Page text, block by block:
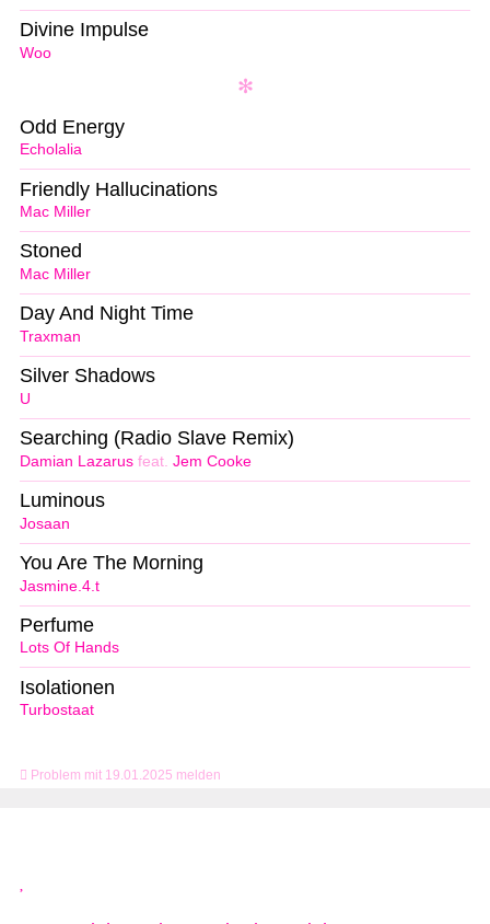
Problem mit 19.01.2025 melden
Woo
Divine Impulse
Echolalia
Odd Energy
Mac Miller
Friendly Hallucinations
Mac Miller
Stoned
Traxman
Day And Night Time
U
Silver Shadows
Damian Lazarus feat. Jem Cooke
Searching (Radio Slave Remix)
Josaan
Luminous
Jasmine.4.t
You Are The Morning
Lots Of Hands
Perfume
Turbostaat
Isolationen